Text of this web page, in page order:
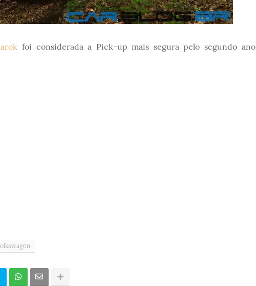
foi considerada a Pick-up mais segura pelo segundo ano